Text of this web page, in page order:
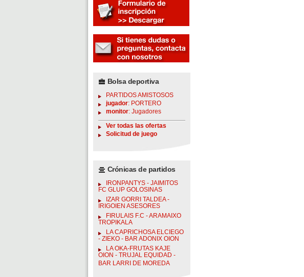
Bolsa deportiva
PARTIDOS AMISTOSOS
jugador: PORTERO
monitor: Jugadores
Ver todas las ofertas
Solicitud de juego
Crónicas de partidos
IRONPANTYS - JAIMITOS
FC GLUP GOLOSINAS
IZAR GORRI TALDEA -
IRIGOIEN ASESORES
FIRULAIS F.C - ARAMAIXO
TROPIKALA
LA CAPRICHOSA ELCIEGO
- ZIEKO - BAR ADONIX OION
LA OKA-FRUTAS KAJE
OION - TRUJAL EQUIDAD -
BAR LARRI DE MOREDA